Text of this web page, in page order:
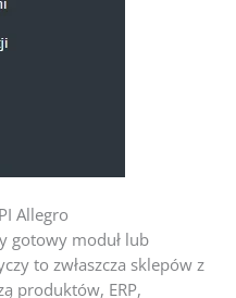
Allegro
gotowy moduł lub
to zwłaszcza sklepów z
produktów, ERP,